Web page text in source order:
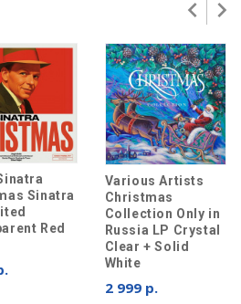
Sinatra
Red
Various Artists
Christmas
Collection Only in
Russia LP Crystal
Clear + Solid
White
2 999 р.